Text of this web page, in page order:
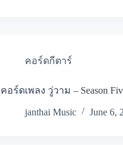
คอร์ดกีตาร์
คอร์ดเพลง วู่วาม – Season
janthai Music June 6,